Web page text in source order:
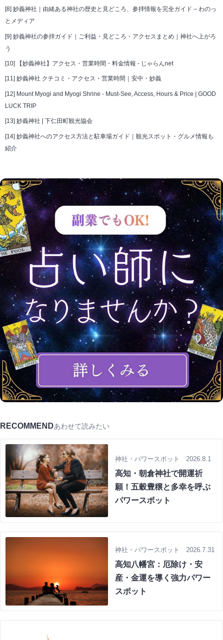
[8] 妙義神社｜由緒ある神社の歴史と見どころ、参拝情報を完全ガイド – わのっ
とメディア
[9] 妙義神社の参拝ガイド｜ご利益・見どころ・アクセスまとめ｜神社へ上がろ
う
[10] 【妙義神社】アクセス・営業時間・料金情報 - じゃらんnet
[11] 妙義神社 クチコミ・アクセス・営業時間｜安中・妙義
[12] Mount Myogi and Myogi Shrine - Must-See, Access, Hours & Price | GOOD
LUCK TRIP
[13] 妙義神社 | 下仁田町観光協会
[14] 妙義神社へのアクセス方法と駐車場ガイド｜観光スポット・グルメ情報も
紹介
RECOMMENDあわせて読みたい
神社・パワースポット 2026.8.1
高知・朝倉神社で開運祈
願！五穀豊穣と多幸を呼ぶ
パワースポット
神社・パワースポット 2026.7.31
高知八幡宮：厄除け・安
産・金運を導く強力パワー
スポット